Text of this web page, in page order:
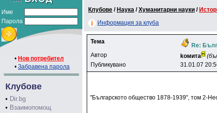
Име
Парола
• Нов потребител
• Забравена парола
Клубове
• Dir.bg
• Взаимопомощ
Клубове / Наука /Хуманитарни науки /
Информация за клуба
Тема
Re:
Автор
koмитa
Публикувано
31.01.07
"Българското общество 1878-1939", том 2-